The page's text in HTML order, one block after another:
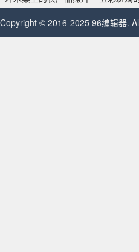
Copyright © 2016-2025 96编辑器.